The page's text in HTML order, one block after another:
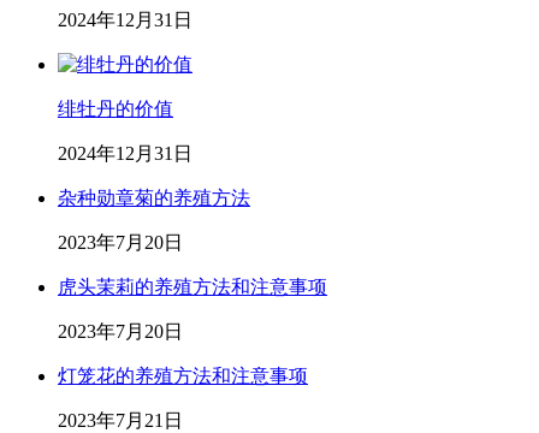
2024年12月31日
绯牡丹的价值
2024年12月31日
杂种勋章菊的养殖方法
2023年7月20日
虎头茉莉的养殖方法和注意事项
2023年7月20日
灯笼花的养殖方法和注意事项
2023年7月21日